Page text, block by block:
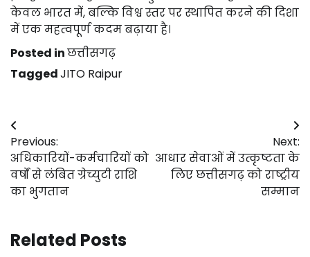
केवल भारत में, बल्कि विश्व स्तर पर स्थापित करने की दिशा
में एक महत्वपूर्ण कदम बढ़ाया है।
Posted inछत्तीसगढ़
TaggedJITO Raipur
Post
navigation
Previous:
अधिकारियों-कर्मचारियों को
वर्षों से लंबित ग्रेच्युटी राशि
का भुगतान
Next:
आधार सेवाओं में उत्कृष्टता के
लिए छत्तीसगढ़ को राष्ट्रीय
सम्मान
Related Posts